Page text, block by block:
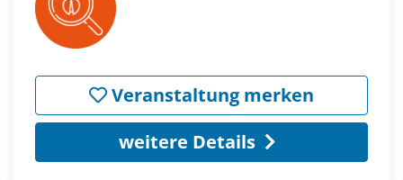
Veranstaltung merken
weitere Details